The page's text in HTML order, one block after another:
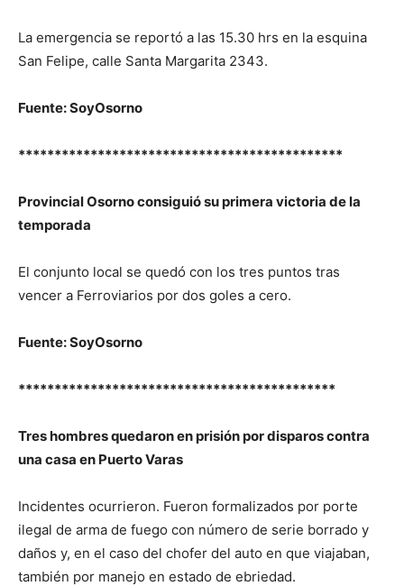
La emergencia se reportó a las 15.30 hrs en la esquina
San Felipe, calle Santa Margarita 2343.
Fuente: SoyOsorno
*********************************************
Provincial Osorno consiguió su primera victoria de la
temporada
El conjunto local se quedó con los tres puntos tras
vencer a Ferroviarios por dos goles a cero.
Fuente: SoyOsorno
********************************************
Tres hombres quedaron en prisión por disparos contra
una casa en Puerto Varas
Incidentes ocurrieron. Fueron formalizados por porte
ilegal de arma de fuego con número de serie borrado y
daños y, en el caso del chofer del auto en que viajaban,
también por manejo en estado de ebriedad.